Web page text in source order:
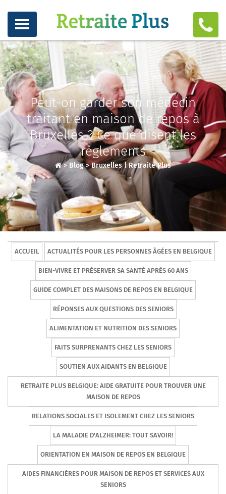
Peut-on garder son médecin
traitant en maison de repos à
Bruxelles ? Ce que disent les
règlements
> Blog>Bruxelles | Retraite Plus
ACCUEIL ACTUALITÉS POUR LES PERSONNES ÂGÉES EN BELGIQUE
BIEN-VIVRE ET PRÉSERVER SA SANTÉ APRÈS 60 ANS
GUIDE COMPLET DES MAISONS DE REPOS EN BELGIQUE
RÉPONSES AUX QUESTIONS DES SENIORS
ALIMENTATION ET NUTRITION DES SENIORS
FAITS SURPRENANTS CHEZ LES SENIORS
SOUTIEN AUX AIDANTS EN BELGIQUE
RETRAITE PLUS BELGIQUE: AIDE GRATUITE POUR TROUVER UNE
MAISON DE REPOS
RELATIONS SOCIALES ET ISOLEMENT CHEZ LES SENIORS
LA MALADIE D'ALZHEIMER: TOUT SAVOIR!
ORIENTATION EN MAISON DE REPOS EN BELGIQUE
AIDES FINANCIÈRES POUR MAISON DE REPOS ET SERVICES AUX
SENIORS